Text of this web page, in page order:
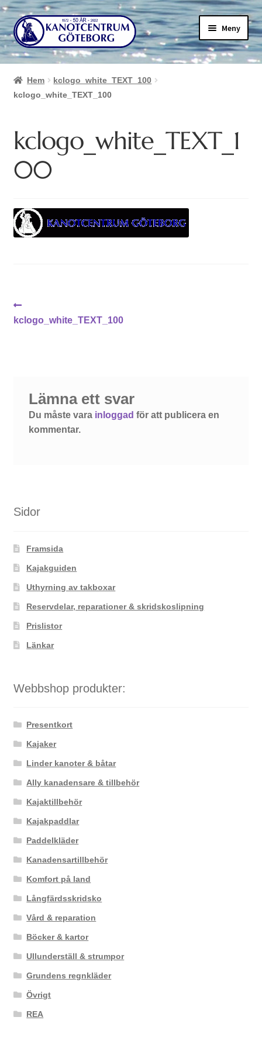
Hoppa
till
navigering
Hoppa
till
innehåll
Meny
Hem
kclogo_white_TEXT_100
kclogo_white_TEXT_100
kclogo_white_TEXT_1
00
Inläggsnavigering
inlägg:
kclogo_white_TEXT_100
Lämna ett svar
Du måste vara inloggad för att publicera en
kommentar.
Sidor
Framsida
Kajakguiden
Uthyrning av takboxar
Reservdelar, reparationer & skridskoslipning
Prislistor
Länkar
Webbshop produkter:
Presentkort
Kajaker
Linder kanoter & båtar
Ally kanadensare & tillbehör
Kajaktillbehör
Kajakpaddlar
Paddelkläder
Kanadensartillbehör
Komfort på land
Långfärdsskridsko
Vård & reparation
Böcker & kartor
Ullunderställ & strumpor
Grundens regnkläder
Övrigt
REA